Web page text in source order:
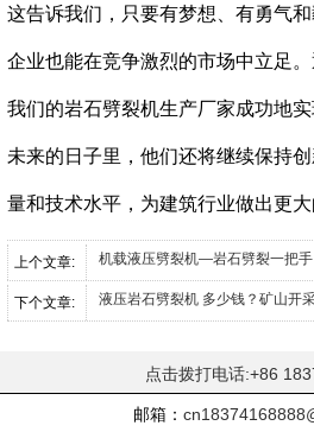
这告诉我们，只要有梦想、有勇气
企业也能在竞争激烈的市场中立足
我们的岩石劈裂机生产厂家成功地
未来的日子里，他们还将继续保持
量和技术水平，为建筑行业做出更大
上个文章: 机载液压劈裂机—岩石劈裂一把手
下个文章: 液压岩石劈裂机 多少钱？矿山开
点击拨打电话:+86
邮箱：